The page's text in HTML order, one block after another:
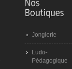
Jonglerie
Ludo-
Pédagogique